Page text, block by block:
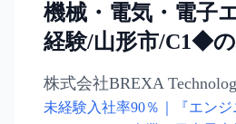
機械・電気・電子
経験/山形市/C1◆
株式会社BREXA
未経験入社率90％｜『エン